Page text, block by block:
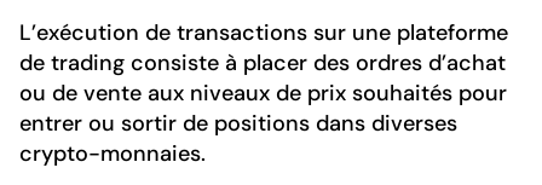
L’exécution de transactions sur une plateforme
de trading consiste à placer des ordres d’achat
ou de vente aux niveaux de prix souhaités pour
entrer ou sortir de positions dans diverses
crypto-monnaies.